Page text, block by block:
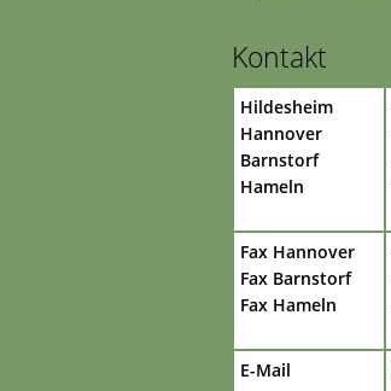
Kontakt
Hildesheim
Hannover
Barnstorf
Hameln
Fax Hannover
Fax Barnstorf
Fax Hameln
E-Mail